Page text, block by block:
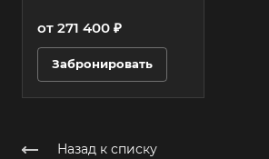
от 271 400 ₽
Забронировать
Назад к списку